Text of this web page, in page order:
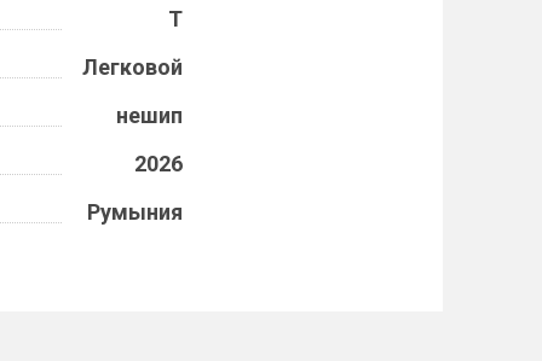
T
Легковой
нешип
2026
Румыния